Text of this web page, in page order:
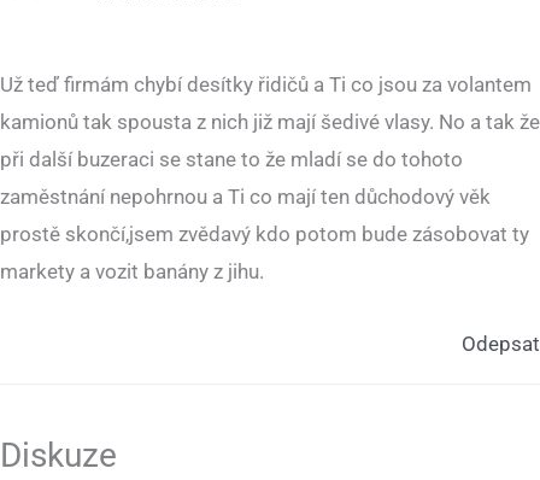
Už teď firmám chybí desítky řidičů a Ti co jsou za volantem
kamionů tak spousta z nich již mají šedivé vlasy. No a tak že
při další buzeraci se stane to že mladí se do tohoto
zaměstnání nepohrnou a Ti co mají ten důchodový věk
prostě skončí,jsem zvědavý kdo potom bude zásobovat ty
markety a vozit banány z jihu.
Odepsat
Diskuze